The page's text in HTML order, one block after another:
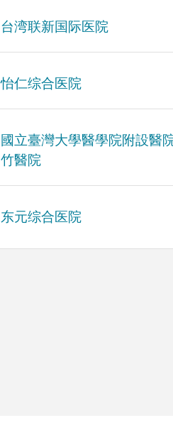
台湾联新国际医院
怡仁综合医院
國立臺灣大學醫學院附設醫
竹醫院
东元综合医院